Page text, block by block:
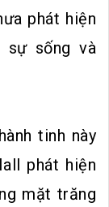
phát hiện
sự sống và
tinh này
phát hiện
mặt trăng